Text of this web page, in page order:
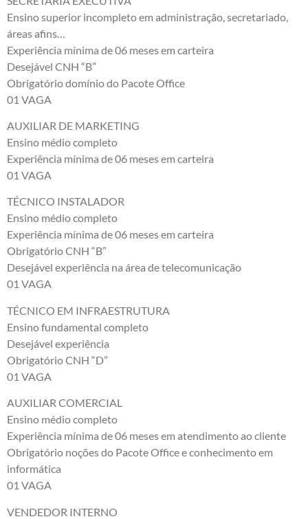
Ensino superior incompleto em administração, secretariado,
áreas afins…
Experiência mínima de 06 meses em carteira
Desejável CNH “B”
Obrigatório domínio do Pacote Office
01 VAGA
AUXILIAR DE MARKETING
Ensino médio completo
Experiência mínima de 06 meses em carteira
01 VAGA
TÉCNICO INSTALADOR
Ensino médio completo
Experiência mínima de 06 meses em carteira
Obrigatório CNH “B”
Desejável experiência na área de telecomunicação
01 VAGA
TÉCNICO EM INFRAESTRUTURA
Ensino fundamental completo
Desejável experiência
Obrigatório CNH “D”
01 VAGA
AUXILIAR COMERCIAL
Ensino médio completo
Experiência mínima de 06 meses em atendimento ao cliente
Obrigatório noções do Pacote Office e conhecimento em
informática
01 VAGA
VENDEDOR INTERNO